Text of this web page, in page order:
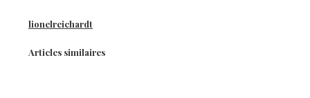
lionelreichardt
Articles similaires